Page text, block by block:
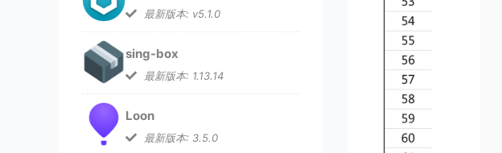
最新版本: v5.1.0
sing-box
最新版本: 1.13.14
Loon
最新版本: 3.5.0